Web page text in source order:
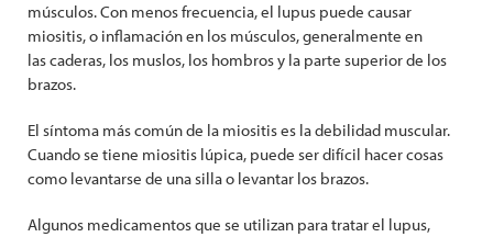
músculos. Con menos frecuencia, el lupus puede causar
miositis, o inflamación en los músculos, generalmente en
las caderas, los muslos, los hombros y la parte superior de los
brazos.
El síntoma más común de la miositis es la debilidad muscular.
Cuando se tiene miositis lúpica, puede ser difícil hacer cosas
como levantarse de una silla o levantar los brazos.
Algunos medicamentos que se utilizan para tratar el lupus,